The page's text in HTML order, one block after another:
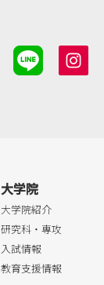
大学院
大学院紹介
研究科・専攻
入試情報
教育支援情報